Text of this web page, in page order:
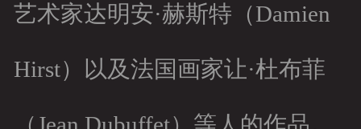
艺术家达明安·赫斯特（Damien
Hirst）以及法国画家让·杜布菲